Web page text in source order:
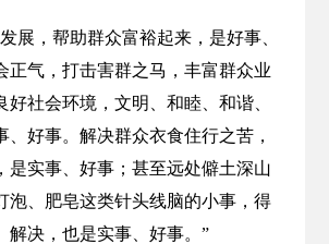
展，帮助群众富裕起来，是好事、
正气，打击害群之马，丰富群众业
好社会环境，文明、和睦、和谐、
、好事。解决群众衣食住行之苦，
是实事、好事；甚至远处僻土深山
泡、肥皂这类针头线脑的小事，得
解决，也是实事、好事。”